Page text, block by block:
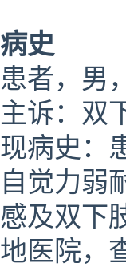
病史
患者，男
主诉：双
现病史：
自觉力弱
感及双下
地医院，